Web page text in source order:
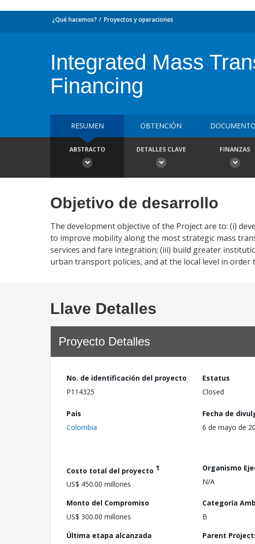
¿Qué hacemos? Proyectos y operaciones
Integrated Mass
Financing
RESUMEN OBTENCIÓN
ABSTRACTO DETALLES CLAVE FINANZAS
Objetivo de desarrollo
The development objective of the Project are to: (i)
to improve mobility along the most strategic mass
services and fare integration; (iii) build greater
urban transport policies, and at the local level in
Llave Detalles
Proyecto Detalles
No. de identificación del proyecto
P114325
Estatus
Closed
País
Colombia
Fecha de
6 de mayo de
Costo total del proyecto 1
US$ 450.00 millones
Organismo
N/A
Monto del Compromiso
US$ 300.00 millones
Categoría
B
Última etapa alcanzada
Parent